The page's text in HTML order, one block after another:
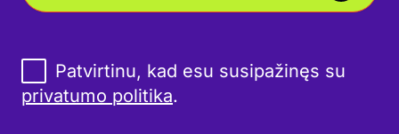
Patvirtinu, kad esu susipažinęs su
privatumo politika.